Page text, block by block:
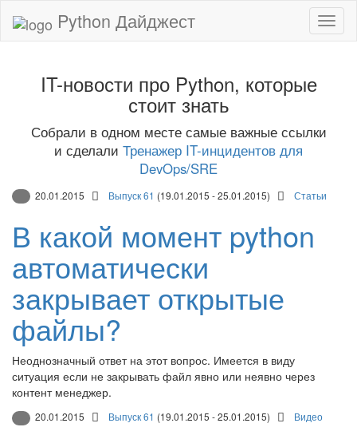
Python Дайджест
IT-новости про Python, которые
стоит знать
Собрали в одном месте самые важные ссылки
и сделали Тренажер IT-инцидентов для
DevOps/SRE
20.01.2015 Выпуск 61 (19.01.2015 - 25.01.2015) Статьи
В какой момент python
автоматически
закрывает открытые
файлы?
Неоднозначный ответ на этот вопрос. Имеется в виду
ситуация если не закрывать файл явно или неявно через
контент менеджер.
20.01.2015 Выпуск 61 (19.01.2015 - 25.01.2015) Видео